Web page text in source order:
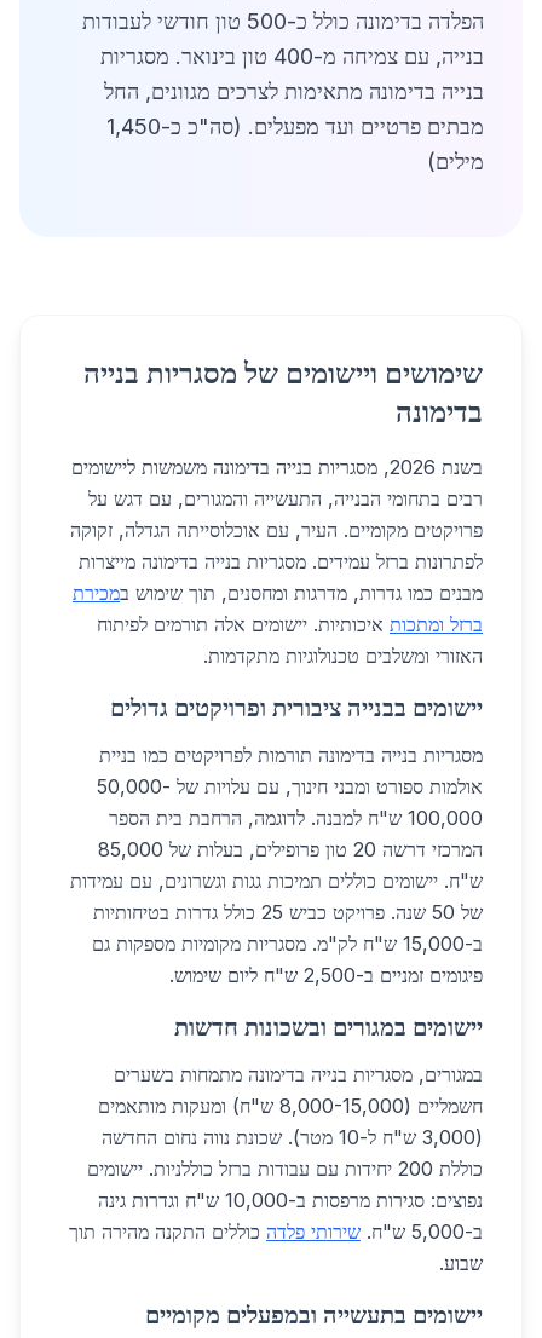
הפלדה בדימונה כולל כ-500 טון חודשי לעבודות
בנייה, עם צמיחה מ-400 טון בינואר. מסגריות
בנייה בדימונה מתאימות לצרכים מגוונים, החל
מבתים פרטיים ועד מפעלים. (סה"כ כ-1,450
מילים)
שימושים ויישומים של מסגריות בנייה
בדימונה
בשנת 2026, מסגריות בנייה בדימונה משמשות ליישומים
רבים בתחומי הבנייה, התעשייה והמגורים, עם דגש על
פרויקטים מקומיים. העיר, עם אוכלוסייתה הגדלה, זקוקה
לפתרונות ברזל עמידים. מסגריות בנייה בדימונה מייצרות
מבנים כמו גדרות, מדרגות ומחסנים, תוך שימוש במכירת
ברזל ומתכות איכותיות. יישומים אלה תורמים לפיתוח
האזורי ומשלבים טכנולוגיות מתקדמות.
יישומים בבנייה ציבורית ופרויקטים גדולים
מסגריות בנייה בדימונה תורמות לפרויקטים כמו בניית
אולמות ספורט ומבני חינוך, עם עלויות של 50,000-
100,000 ש"ח למבנה. לדוגמה, הרחבת בית הספר
המרכזי דרשה 20 טון פרופילים, בעלות של 85,000
ש"ח. יישומים כוללים תמיכות גגות וגשרונים, עם עמידות
של 50 שנה. פרויקט כביש 25 כולל גדרות בטיחותיות
ב-15,000 ש"ח לק"מ. מסגריות מקומיות מספקות גם
פיגומים זמניים ב-2,500 ש"ח ליום שימוש.
יישומים במגורים ובשכונות חדשות
במגורים, מסגריות בנייה בדימונה מתמחות בשערים
חשמליים (8,000-15,000 ש"ח) ומעקות מותאמים
(3,000 ש"ח ל-10 מטר). שכונת נווה נחום החדשה
כוללת 200 יחידות עם עבודות ברזל כוללניות. יישומים
נפוצים: סגירות מרפסות ב-10,000 ש"ח וגדרות גינה
ב-5,000 ש"ח.
שירותי פלדה כוללים התקנה מהירה תוך
שבוע.
יישומים בתעשייה ובמפעלים מקומיים